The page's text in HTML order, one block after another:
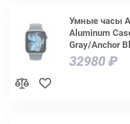
Умные часы
Aluminum
Gray/Anchor
32980 ₽